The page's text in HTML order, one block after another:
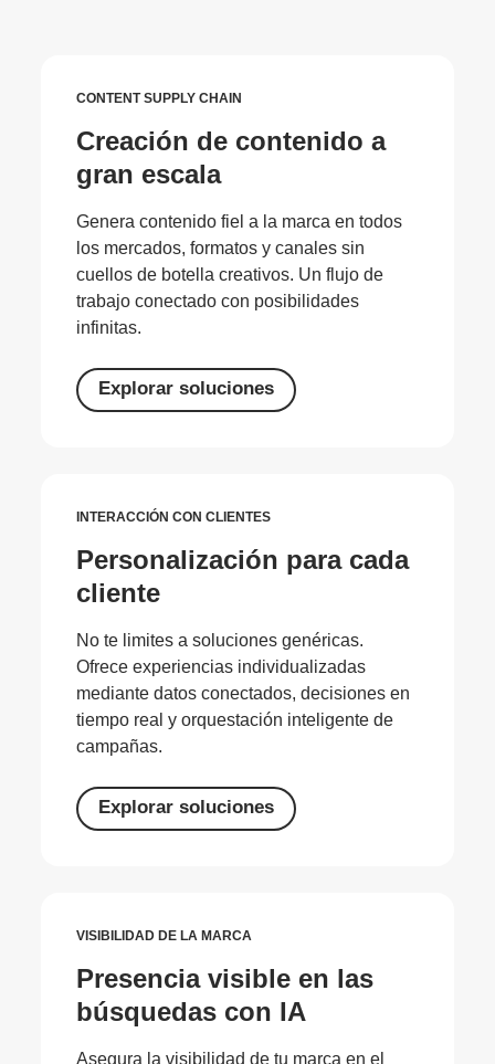
CONTENT SUPPLY CHAIN
Creación de contenido a
gran escala
Genera contenido fiel a la marca en todos
los mercados, formatos y canales sin
cuellos de botella creativos. Un flujo de
trabajo conectado con posibilidades
infinitas.
Explorar soluciones
INTERACCIÓN CON CLIENTES
Personalización para cada
cliente
No te limites a soluciones genéricas.
Ofrece experiencias individualizadas
mediante datos conectados, decisiones en
tiempo real y orquestación inteligente de
campañas.
Explorar soluciones
VISIBILIDAD DE LA MARCA
Presencia visible en las
búsquedas con IA
Asegura la visibilidad de tu marca en el